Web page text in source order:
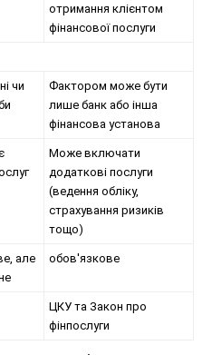
отримання клієнтом
фінансової послуги
чи
Фактором може бути
лише банк або інша
фінансова установа
Може включати
додаткові послуги
(ведення обліку,
страхування ризиків
тощо)
але
обов'язкове
ЦКУ та Закон про
фінпослуги